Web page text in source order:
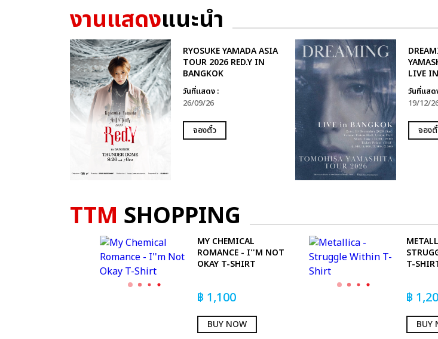
งานแสดงแนะนำ
RYOSUKE YAMADA ASIA
TOUR 2026 RED.Y IN
BANGKOK
วันที่แสดง :
26/09/26
จองตั๋ว
LIVE
วันที่แสด
19/12/
จอง
TTM SHOPPING
MY CHEMICAL
ROMANCE - I''M NOT
OKAY T-SHIRT
฿ 1,100
BUY NOW
T-
฿
BUY